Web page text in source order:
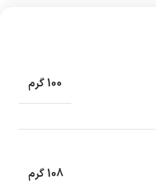
100 گرم
108 گرم